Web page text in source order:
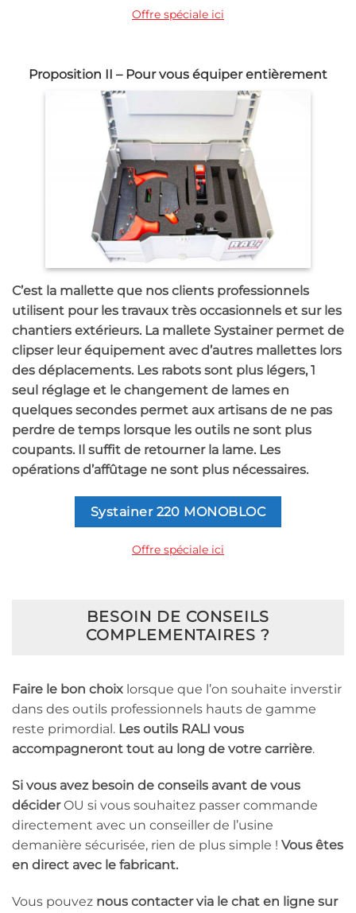
Offre spéciale ici
Proposition II – Pour vous équiper entièrement
C’est la mallette que nos clients professionnels
utilisent pour les travaux très occasionnels et sur les
chantiers extérieurs. La mallete Systainer permet de
clipser leur équipement avec d’autres mallettes lors
des déplacements. Les rabots sont plus légers, 1
seul réglage et le changement de lames en
quelques secondes permet aux artisans de ne pas
perdre de temps lorsque les outils ne sont plus
coupants. Il suffit de retourner la lame. Les
opérations d’affûtage ne sont plus nécessaires.
Systainer 220 MONOBLOC
Offre spéciale ici
BESOIN DE CONSEILS
COMPLEMENTAIRES ?
Faire le bon choix lorsque que l’on souhaite inverstir
dans des outils professionnels hauts de gamme
reste primordial. Les outils RALI vous
accompagneront tout au long de votre carrière.
Si vous avez besoin de conseils avant de vous
déciderOU si vous souhaitez passer commande
directement avec un conseiller de l’usine
demanière sécurisée, rien de plus simple ! Vous êtes
en direct avec le fabricant.
Vous pouvez nous contacter via le chat en ligne sur